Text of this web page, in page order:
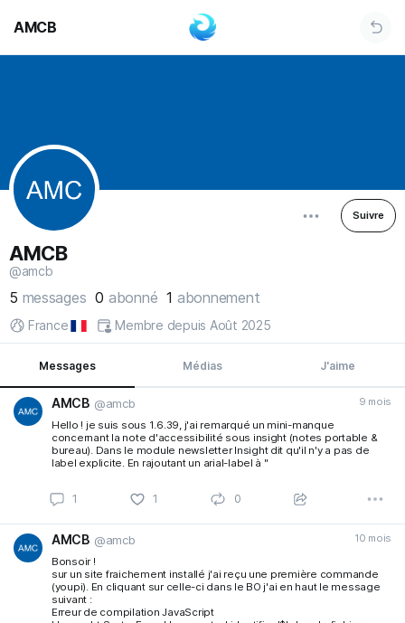
AMCB
Suivre
AMCB
@amcb
5 messages 0 abonné 1 abonnement
France Membre depuis Août 2025
Messages Médias J'aime
AMCB @amcb
9 mois
Hello ! je suis sous 1.6.39, j'ai remarqué un mini-manque
concernant la note d'accessibilité sous insight (notes portable &
bureau). Dans le module newsletter Insight dit qu'il n'y a pas de
label explicite. En rajoutant un arial-label à "
AMCB @amcb
10 mois
Bonsoir !
sur un site fraichement installé j'ai reçu une première commande
(youpi). En cliquant sur celle-ci dans le BO j'ai en haut le message
suivant :
Erreur de compilation JavaScript